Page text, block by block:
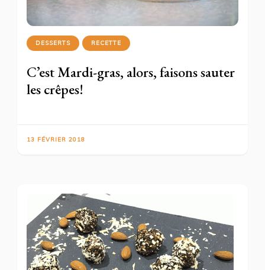
DESSERTS RECETTE
C’est Mardi-gras, alors, faisons sauter
les crêpes!
13 FÉVRIER 2018